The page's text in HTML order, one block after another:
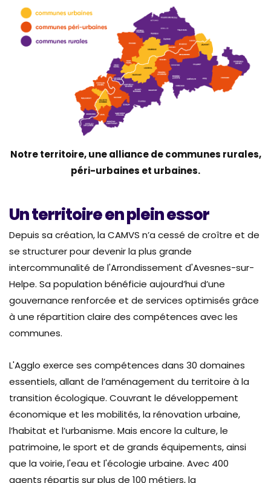
Notre territoire, une alliance de communes rurales,
péri-urbaines et urbaines.
Un territoire en plein essor
Depuis sa création, la CAMVS n’a cessé de croître et de
se structurer pour devenir la plus grande
intercommunalité de l'Arrondissement d'Avesnes-sur-
Helpe. Sa population bénéficie aujourd’hui d’une
gouvernance renforcée et de services optimisés grâce
à une répartition claire des compétences avec les
communes.
L'Agglo exerce ses compétences dans 30 domaines
essentiels, allant de l’aménagement du territoire à la
transition écologique. Couvrant le développement
économique et les mobilités, la rénovation urbaine,
l’habitat et l’urbanisme. Mais encore la culture, le
patrimoine, le sport et de grands équipements, ainsi
que la voirie, l'eau et l'écologie urbaine. Avec 400
agents répartis sur plus de 100 métiers, la